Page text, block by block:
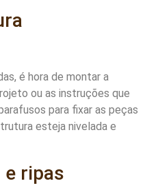
é hora de montar a
ou as instruções que
para fixar as peças
esteja nivelada e
e ripas